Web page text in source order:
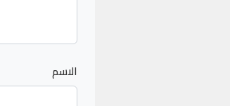
الاسم